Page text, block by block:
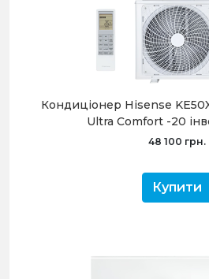
Кондиціонер Hisense
Ultra Comfort -20
48 100 грн.
Купити